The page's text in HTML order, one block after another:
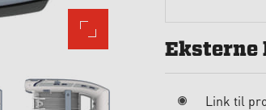
Eksterne
Link til